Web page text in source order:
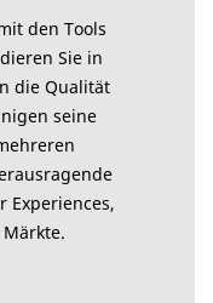
den Tools
Sie in
die Qualität
seine
Experiences,